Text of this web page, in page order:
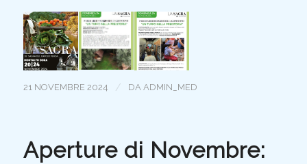
21 NOVEMBRE 2024 / DA ADMIN_MED
Aperture di Novembre: